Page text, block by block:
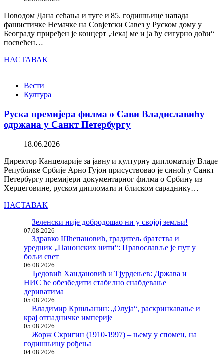
Поводом Дана сећања и туге и 85. годишњице напада
фашистичке Немачке на Совјетски Савез у Руском дому у
Београду приређен је концерт „Чекај ме и ја ћу сигурно доћи“
посвећен…
НАСТАВАК
Вести
Култура
Руска премијера филма о Сави Владиславићу
одржана у Санкт Петербургу
18.06.2026
Директор Канцеларије за јавну и културну дипломатију Владе
Републике Србије Арно Гујон присуствовао је синоћ у Санкт
Петербургу премијери документарног филма о Србину из
Херцеговине, руском дипломати и блиском сараднику…
НАСТАВАК
Зеленски није добродошао ни у својој земљи!
07.08.2026
Здравко Шћепановић, градитељ братства и
уредник „Панонских нити“: Православље је пут у
бољи свет
06.08.2026
Ђедовић Хандановић и Тјурдењев: Држава и
НИС ће обезбедити стабилно снабдевање
дериватима
05.08.2026
Владимир Кршљанин: „Олуја“, раскринкавање и
крај отпадничке империје
05.08.2026
Жорж Скригин (1910-1997) – њему у спомен, на
годишњицу рођења
04.08.2026